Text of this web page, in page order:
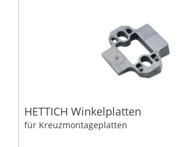
HETTICH Winkelplatten
für Kreuzmontageplatten